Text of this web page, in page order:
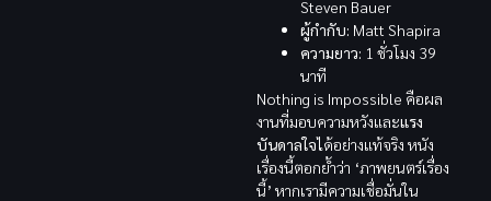
Steven Bauer
ผู้กำกับ: Matt Shapira
ความยาว: 1 ชั่วโมง 39
นาที
Nothing is Impossible คือผล
งานที่มอบความหวังและแรง
บันดาลใจได้อย่างแท้จริง หนัง
เรื่องนี้ตอกย้ำว่า ‘ภาพยนตร์เรื่อง
นี้’ หากเรามีความเชื่อมั่นใน